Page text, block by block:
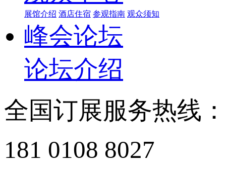
展馆介绍 酒店住宿 参观指南 观众须知
峰会论坛
论坛介绍
全国订展服务热线：
181 0108 8027